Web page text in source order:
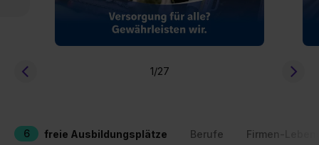
1/27
6 freie Ausbildungsplätze Berufe Firmen-